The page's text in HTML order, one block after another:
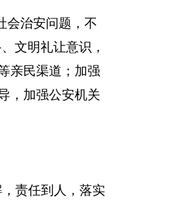
会治安问题，不
文明礼让意识，
亲民渠道；加强
，加强公安机关
责任到人，落实